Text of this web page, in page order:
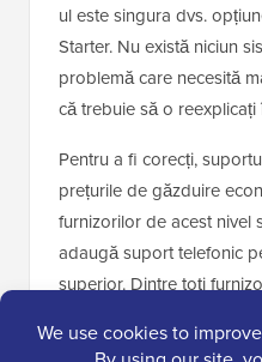
ul este singura dvs.
Starter. Nu există niciun
problemă care necesită
că trebuie să o reexplicați
Pentru a fi corecți,
prețurile de găzduire
furnizorilor de acest nivel
adaugă suport telefonic
superior. Dintre toți
puținii care au inclus